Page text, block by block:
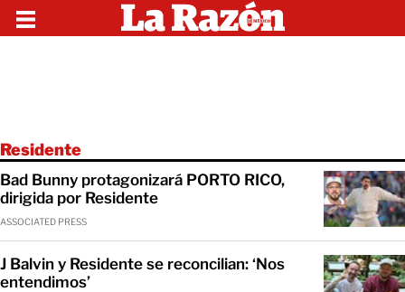
Residente
Bad Bunny protagonizará PORTO RICO,
dirigida por Residente
ASSOCIATED PRESS
J Balvin y Residente se reconcilian: ‘Nos
entendimos’